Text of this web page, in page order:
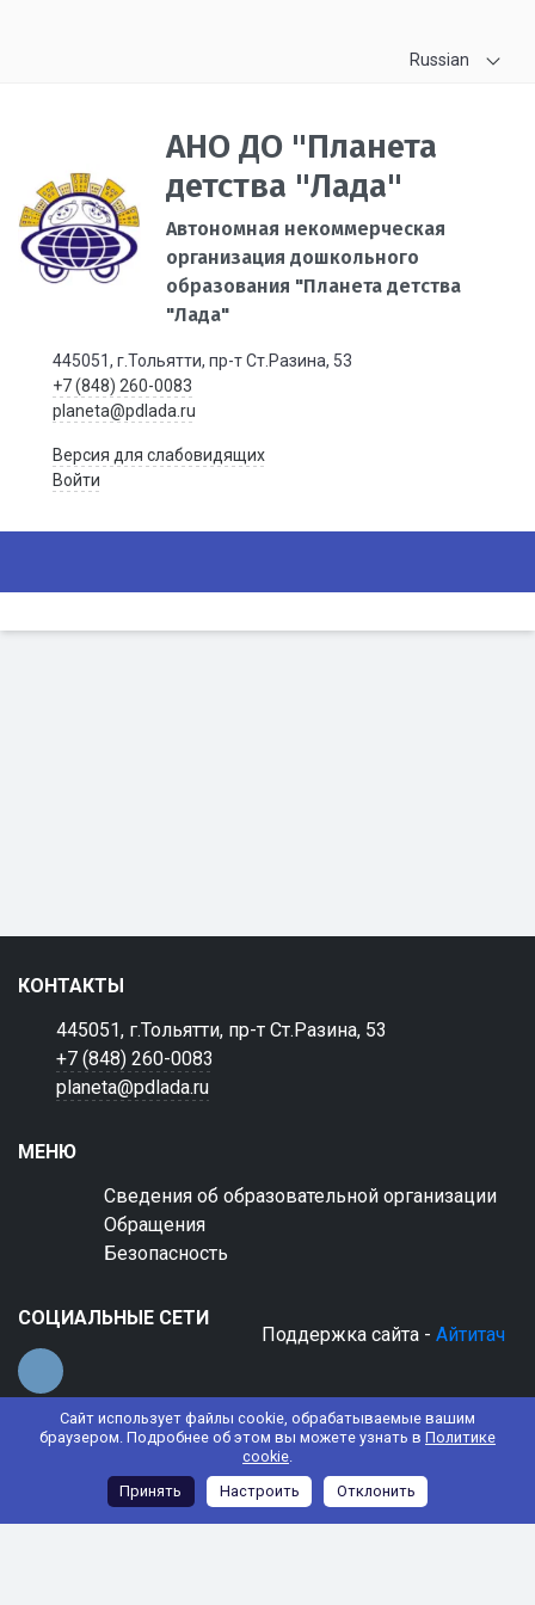
Сайт использует файлы cookie, обрабатываемые вашим
браузером. Подробнее об этом вы можете узнать в Политике
cookie.
Принять
Настроить Отклонить
Russian
АНО ДО "Планета
детства "Лада"
Автономная некоммерческая
организация дошкольного
образования "Планета детства
"Лада"
445051, г.Тольятти, пр-т Ст.Разина, 53
+7 (848) 260-0083
planeta@pdlada.ru
Версия для слабовидящих
Войти
КОНТАКТЫ
445051, г.Тольятти, пр-т Ст.Разина, 53
+7 (848) 260-0083
planeta@pdlada.ru
МЕНЮ
Сведения об образовательной организации
Обращения
Безопасность
СОЦИАЛЬНЫЕ СЕТИ
Поддержка сайта - Айтитач
© 2022 АНО ДО "Планета детства "Лада"